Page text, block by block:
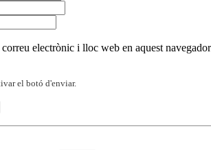
electrònic i lloc web en aquest
el botó d'enviar.